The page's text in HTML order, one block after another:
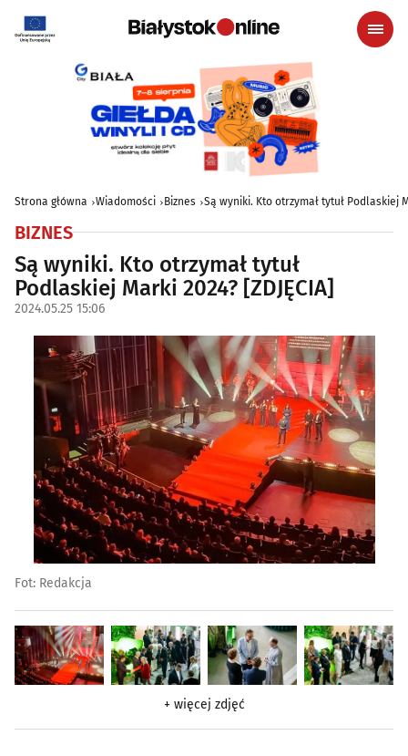
Strona główna Wiadomości Biznes Są wyniki. Kto otrzymał tytuł Podlaskiej
BIZNES
Są wyniki. Kto otrzymał tytuł
Podlaskiej Marki 2024? [ZDJĘCIA]
2024.05.25 15:06
Fot: Redakcja
+ więcej zdjęć